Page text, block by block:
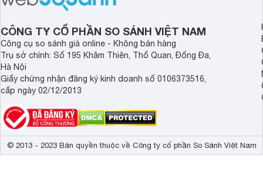
CÔNG TY CỔ PHẦN SO SÁNH VIỆT NAM
Công cụ so sánh giá online - Không bán hàng
Trụ sở chính: Số 195 Khâm Thiên, Thổ Quan, Đống Đa,
Hà Nội
Giấy chứng nhận đăng ký kinh doanh số 0106373516,
cấp ngày 02/12/2013
© 2013 - 2023 Bản quyền thuộc về Công ty cổ phần So Sánh Việt Nam